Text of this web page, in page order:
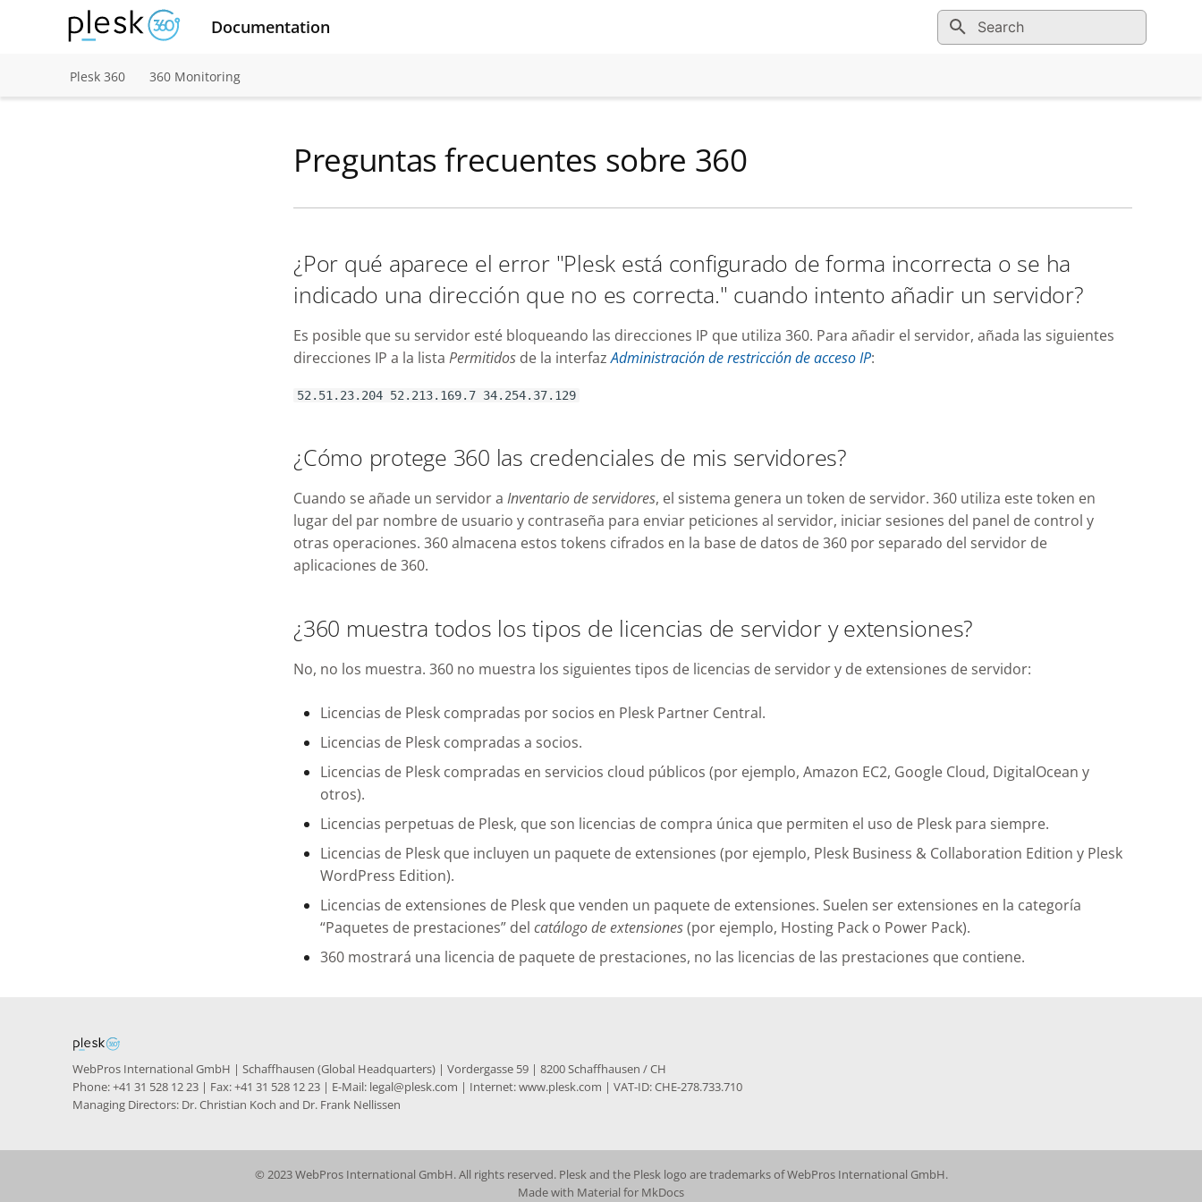
Documentation
Plesk 360 360 Monitoring
Preguntas frecuentes sobre 360
¿Por qué aparece el error "Plesk está configurado de forma incorrecta o se ha
indicado una dirección que no es correcta." cuando intento añadir un servidor?
Es posible que su servidor esté bloqueando las direcciones IP que utiliza 360. Para añadir el servidor, añada las siguientes
direcciones IP a la lista Permitidos de la interfazAdministración de restricción de acceso IP:
52.51.23.204 52.213.169.7 34.254.37.129
¿Cómo protege 360 las credenciales de mis servidores?
Cuando se añade un servidor a Inventario de servidores, el sistema genera un token de servidor. 360 utiliza este token en
lugar del par nombre de usuario y contraseña para enviar peticiones al servidor, iniciar sesiones del panel de control y
otras operaciones. 360 almacena estos tokens cifrados en la base de datos de 360 por separado del servidor de
aplicaciones de 360.
¿360 muestra todos los tipos de licencias de servidor y extensiones?
No, no los muestra. 360 no muestra los siguientes tipos de licencias de servidor y de extensiones de servidor:
Licencias de Plesk compradas por socios en Plesk Partner Central.
Licencias de Plesk compradas a socios.
Licencias de Plesk compradas en servicios cloud públicos (por ejemplo, Amazon EC2, Google Cloud, DigitalOcean y
otros).
Licencias perpetuas de Plesk, que son licencias de compra única que permiten el uso de Plesk para siempre.
Licencias de Plesk que incluyen un paquete de extensiones (por ejemplo, Plesk Business & Collaboration Edition y Plesk
WordPress Edition).
Licencias de extensiones de Plesk que venden un paquete de extensiones. Suelen ser extensiones en la categoría
“Paquetes de prestaciones” del catálogo de extensiones(por ejemplo, Hosting Pack o Power Pack).
360 mostrará una licencia de paquete de prestaciones, no las licencias de las prestaciones que contiene.
WebPros International GmbH | Schaffhausen (Global Headquarters) | Vordergasse 59 | 8200 Schaffhausen / CH
Phone: +41 31 528 12 23 | Fax: +41 31 528 12 23 | E-Mail: legal@plesk.com | Internet: www.plesk.com | VAT-ID: CHE-278.733.710
Managing Directors: Dr. Christian Koch and Dr. Frank Nellissen
© 2023 WebPros International GmbH. All rights reserved. Plesk and the Plesk logo are trademarks of WebPros International GmbH.
Made with Material for MkDocs